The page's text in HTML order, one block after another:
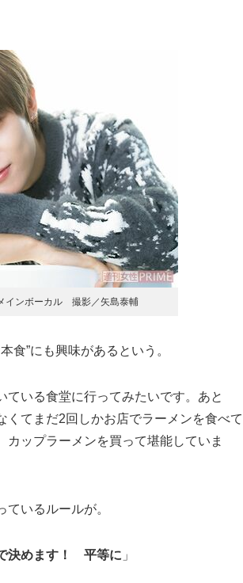
インボーカル 撮影／矢島泰輔
食”にも興味があるという。
ている食堂に行ってみたいです。あと
てまだ2回しかお店でラーメンを食べて
ップラーメンを買って堪能していま
いるルールが。
決めます！ 平等に 」